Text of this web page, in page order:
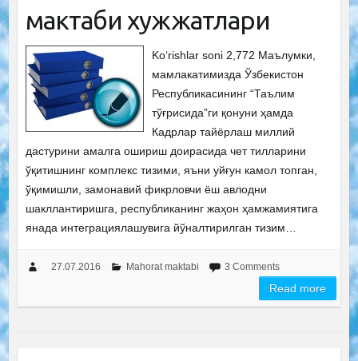
мактаби хужжатлари
Ko‘rishlar soni 2,772 Маълумки,
мамлакатимизда Ўзбекистон
Республикасининг “Таълим
тўғрисида”ги қонуни ҳамда
Кадрлар тайёрлаш миллий
дастурини амалга ошириш доирасида чет тилларини
ўқитишнинг комплекс тизими, яъни уйғун камол топган,
ўқимишли, замонавий фикрловчи ёш авлодни
шакллантиришга, республиканинг жаҳон ҳамжамиятига
янада интеграциялашувига йўналтирилган тизим…
27.07.2016 Mahorat maktabi 3 Comments
Read more